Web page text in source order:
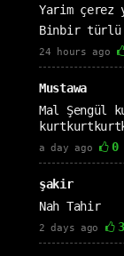
Yarim çerez
Binbir türlü
24 hours ago
Mustawa
Mal Şengül
a day ago 0
şakir
Nah Tahir
2 days ago 3